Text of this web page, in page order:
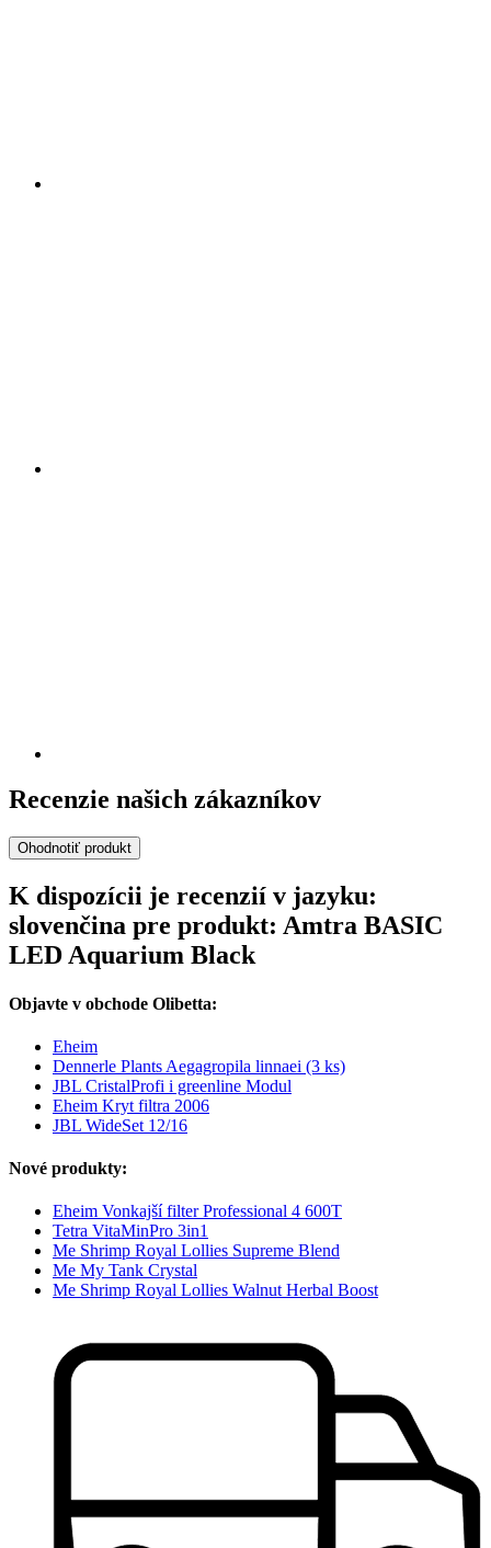
Recenzie našich zákazníkov
Ohodnotiť produkt
K dispozícii je recenzií v jazyku:
slovenčina pre produkt: Amtra BASIC
LED Aquarium Black
Objavte v obchode Olibetta:
Eheim
Dennerle Plants Aegagropila linnaei (3 ks)
JBL CristalProfi i greenline Modul
Eheim Kryt filtra 2006
JBL WideSet 12/16
Nové produkty:
Eheim Vonkajší filter Professional 4 600T
Tetra VitaMinPro 3in1
Me Shrimp Royal Lollies Supreme Blend
Me My Tank Crystal
Me Shrimp Royal Lollies Walnut Herbal Boost